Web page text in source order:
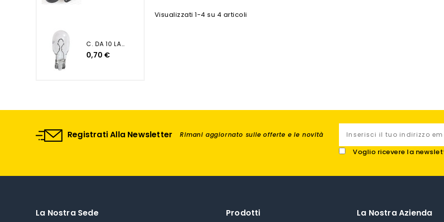
C. DA 10 LAMP. 12V 16W -...
0,70 €
Visualizzati 1-4 su 4 articoli
Registrati Alla Newsletter Rimani aggiornato sulle offerte e le novità
Voglio ricevere la
La Nostra Sede Prodotti La Nostra Azienda